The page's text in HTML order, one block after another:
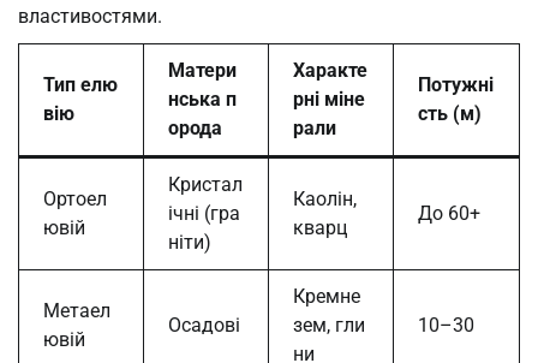
властивостями.
Тип елю
вію
Матери
нська п
орода
Характе
рні міне
рали
Потужні
сть (м)
Ортоел
ювій
Кристал
ічні (гра
ніти)
Каолін,
кварц
До 60+
Метаел
ювій
Осадові
Кремне
зем, гли
ни
10–30